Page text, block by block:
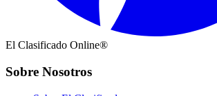
El Clasificado Online®
Sobre Nosotros